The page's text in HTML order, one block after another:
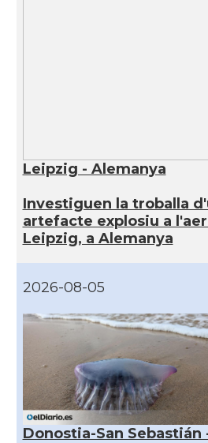
Leipzig - Alemanya
Investiguen la troballa
artefacte explosiu a
Leipzig, a Alemanya
2026-08-05
Donostia-San Sebastián